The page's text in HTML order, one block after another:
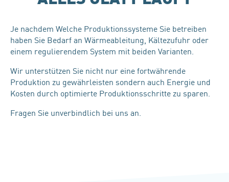
Je nachdem Welche Produktionssysteme Sie betreiben
haben Sie Bedarf an Wärmeableitung, Kältezufuhr oder
einem regulierendem System mit beiden Varianten.
Wir unterstützen Sie nicht nur eine fortwährende
Produktion zu gewährleisten sondern auch Energie und
Kosten durch optimierte Produktionsschritte zu sparen.
Fragen Sie unverbindlich bei uns an.